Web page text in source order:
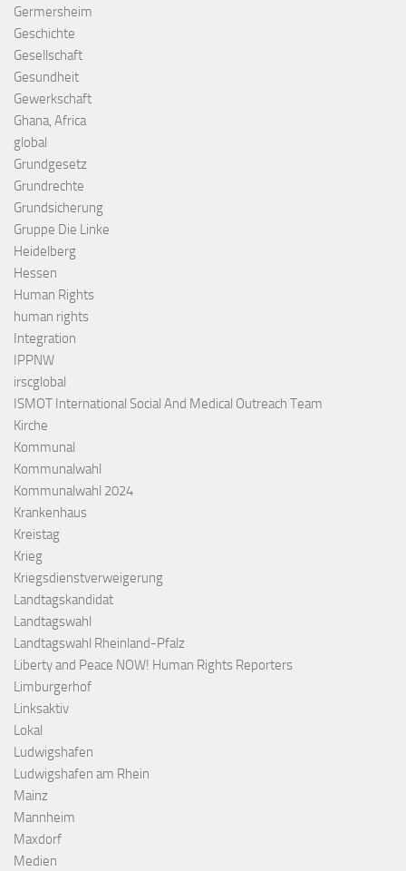
Germersheim
Geschichte
Gesellschaft
Gesundheit
Gewerkschaft
Ghana, Africa
global
Grundgesetz
Grundrechte
Grundsicherung
Gruppe Die Linke
Heidelberg
Hessen
Human Rights
human rights
Integration
IPPNW
irscglobal
ISMOT International Social And Medical Outreach Team
Kirche
Kommunal
Kommunalwahl
Kommunalwahl 2024
Krankenhaus
Kreistag
Krieg
Kriegsdienstverweigerung
Landtagskandidat
Landtagswahl
Landtagswahl Rheinland-Pfalz
Liberty and Peace NOW! Human Rights Reporters
Limburgerhof
Linksaktiv
Lokal
Ludwigshafen
Ludwigshafen am Rhein
Mainz
Mannheim
Maxdorf
Medien